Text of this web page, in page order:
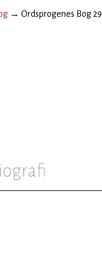
→ Ordsprogenes Bog 29